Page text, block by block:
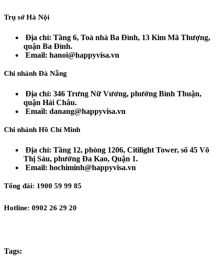
Trụ sở Hà Nội
Địa chỉ: Tầng 6, Toà nhà Ba Đình, 13 Kim Mã Thượng,
quận Ba Đình.
Email: hanoi@happyvisa.vn
Chi nhánh Đà Nẵng
Địa chỉ: 346 Trưng Nữ Vương, phường Bình Thuận,
quận Hải Châu.
Email: danang@happyvisa.vn
Chi nhánh Hồ Chí Minh
Địa chỉ: Tầng 12, phòng 1206, Citilight Tower, số 45 Võ
Thị Sáu, phường Đa Kao, Quận 1.
Email: hochiminh@happyvisa.vn
Tổng đài: 1900 59 99 85
Hotline: 0902 26 29 20
Tags: